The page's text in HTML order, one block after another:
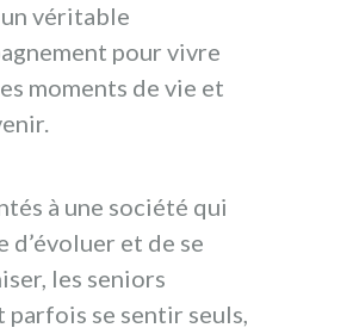
véritable
pour vivre
moments de vie et
à une société qui
d’évoluer et de se
les seniors
parfois se sentir seuls,